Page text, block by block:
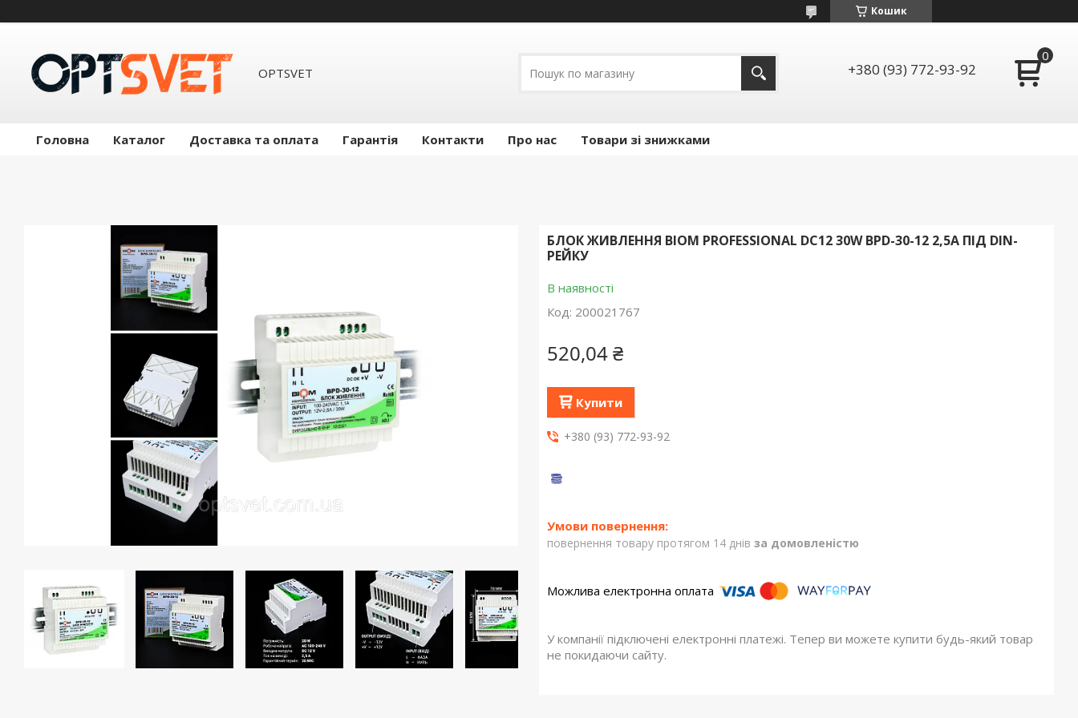
Кошик
OPTSVET +380 (93) 772-93-92
Головна Каталог Доставка та оплата Гарантія Контакти Про нас Товари зі знижками
БЛОК ЖИВЛЕННЯ BIOM PROFESSIONAL DC12 30W BPD-30-12 2,5A ПІД DIN-
РЕЙКУ
В наявності
Код: 200021767
520,04 ₴
Купити
+380 (93) 772-93-92
повернення товару протягом 14 днів за домовленістю
У компанії підключені електронні платежі. Тепер ви можете купити будь-який товар
не покидаючи сайту.